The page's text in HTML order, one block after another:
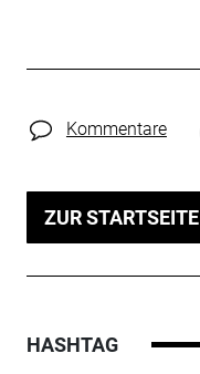
Kommentare
ZUR STARTSEITE
HASHTAG